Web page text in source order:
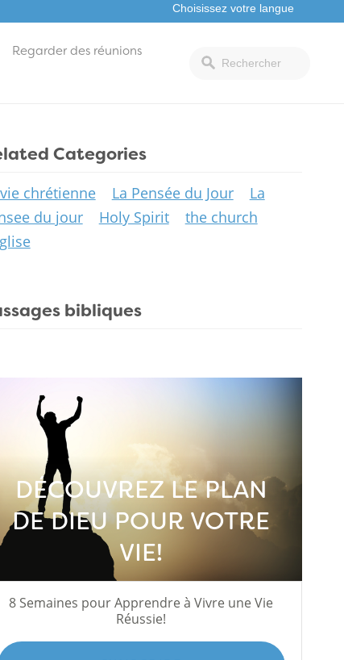
Regarder des réunions
Categories
chrétienne La Pensée du Jour
La
du jour
Holy Spirit
the church
bibliques
DÉCOUVREZ LE PLAN
DE DIEU POUR VOTRE
VIE!
8 Semaines pour Apprendre à Vivre une Vie
Réussie!